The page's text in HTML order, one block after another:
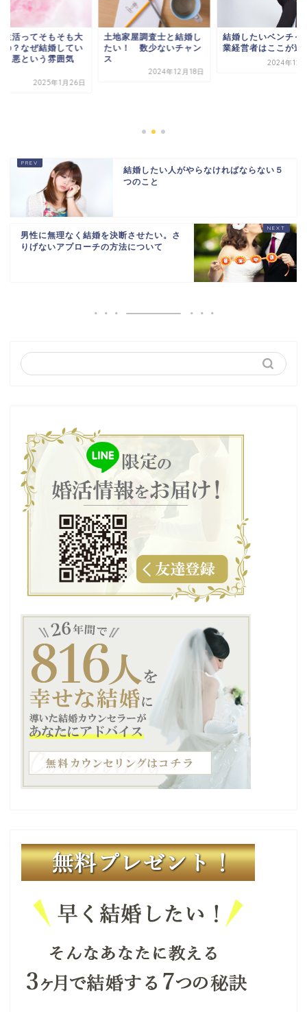
家屋調査士と結婚し
！ 数少ないチャン
結婚したいベンチャー企
業経営者はここが違う！
結婚したい人がやらなければならない５
つのこと
男性に無理なく結婚を決断させたい。さ
りげないアプローチの方法について